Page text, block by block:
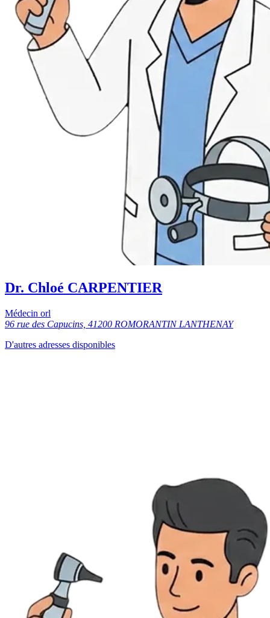
Dr. Chloé CARPENTIER
Médecin orl
96 rue des Capucins, 41200 ROMORANTIN LANTHENAY
D'autres adresses disponibles